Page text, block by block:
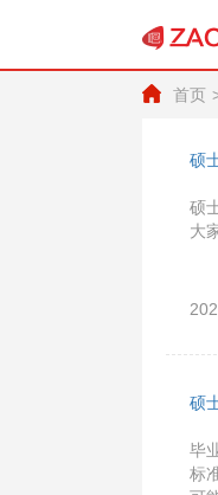
首页
硕
硕
大
硕
毕
标